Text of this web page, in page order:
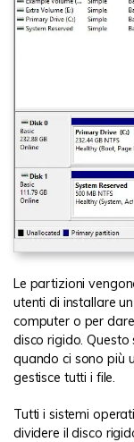
Le partizioni
utenti di installare
computer o per
disco rigido.
quando ci sono più
gestisce tutti i file.
Tutti i sistemi
dividere il disco